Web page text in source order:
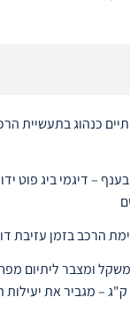
כנהוג בתעשיית
– דיגמי ביג פוט
הרכב בזמן עזיבת
ומצבר ליתיום
משקל הרכב ב 200 ק"ג – מגביר את